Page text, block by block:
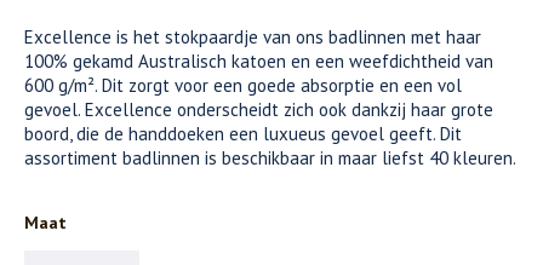
Excellence is het stokpaardje van ons badlinnen met haar
100% gekamd Australisch katoen en een weefdichtheid van
600 g/m². Dit zorgt voor een goede absorptie en een vol
gevoel. Excellence onderscheidt zich ook dankzij haar grote
boord, die de handdoeken een luxueus gevoel geeft. Dit
assortiment badlinnen is beschikbaar in maar liefst 40 kleuren.
Maat